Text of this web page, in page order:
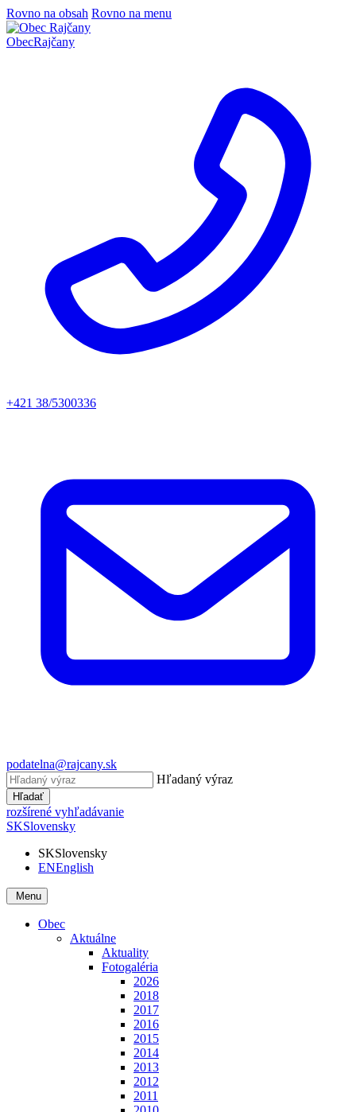
Rovno na obsah Rovno na menu
ObecRajčany
+421 38/5300336
podatelna@rajcany.sk
Hľadaný výraz
Hľadať
rozšírené vyhľadávanie
SKSlovensky
SKSlovensky
ENEnglish
Menu
Obec
Aktuálne
Aktuality
Fotogaléria
2026
2018
2017
2016
2015
2014
2013
2012
2011